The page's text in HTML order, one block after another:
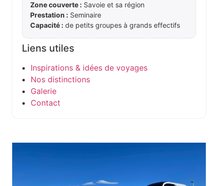
Zone couverte : Savoie et sa région
Prestation : Seminaire
Capacité : de petits groupes à grands effectifs
Liens utiles
Inspirations & idées de voyages
Nos distinctions
Galerie
Contact